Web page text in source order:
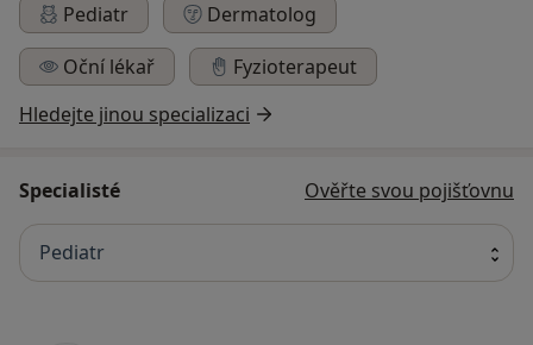
Pediatr
Dermatolog
Oční lékař
Fyzioterapeut
Hledejte jinou specializaci
Specialisté Ověřte svou pojišťovnu
Pediatr